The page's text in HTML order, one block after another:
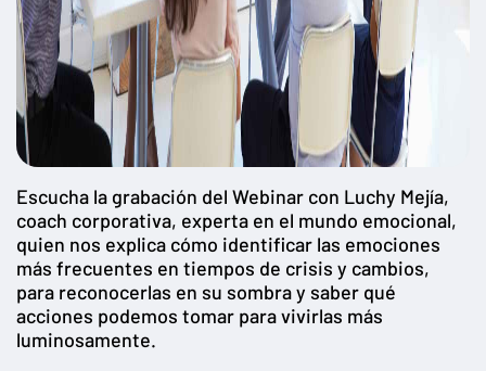
Escucha la grabación del Webinar con Luchy Mejía,
coach corporativa, experta en el mundo emocional,
quien nos explica cómo identificar las emociones
más frecuentes en tiempos de crisis y cambios,
para reconocerlas en su sombra y saber qué
acciones podemos tomar para vivirlas más
luminosamente.